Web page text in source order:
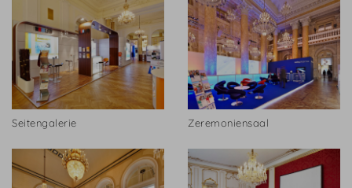
Seitengalerie Zeremoniensaal